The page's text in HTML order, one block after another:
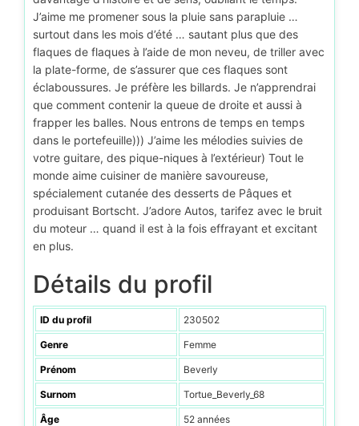
J’aime me promener sous la pluie sans parapluie …
surtout dans les mois d’été … sautant plus que des
flaques de flaques à l’aide de mon neveu, de triller avec
la plate-forme, de s’assurer que ces flaques sont
éclaboussures. Je préfère les billards. Je n’apprendrai
que comment contenir la queue de droite et aussi à
frapper les balles. Nous entrons de temps en temps
dans le portefeuille))) J’aime les mélodies suivies de
votre guitare, des pique-niques à l’extérieur) Tout le
monde aime cuisiner de manière savoureuse,
spécialement cutanée des desserts de Pâques et
produisant Bortscht. J’adore Autos, tarifez avec le bruit
du moteur … quand il est à la fois effrayant et excitant
en plus.
Détails du profil
ID du profil 230502
Genre Femme
Prénom Beverly
Surnom Tortue_Beverly_68
Âge 52 années